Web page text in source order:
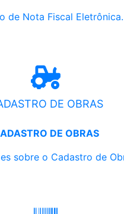
de Nota Fiscal Eletrônica.
DE OBRAS
DE OBRAS
sobre o Cadastro de